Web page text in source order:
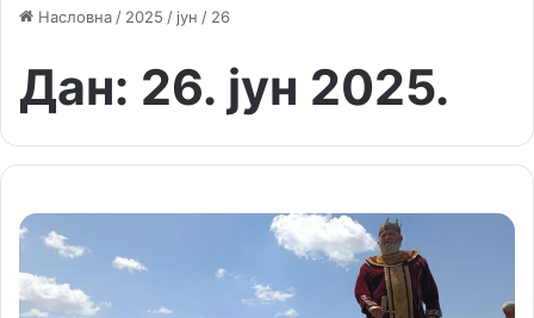
Насловна / 2025 / јун / 26
Дан: 26. јун 2025.